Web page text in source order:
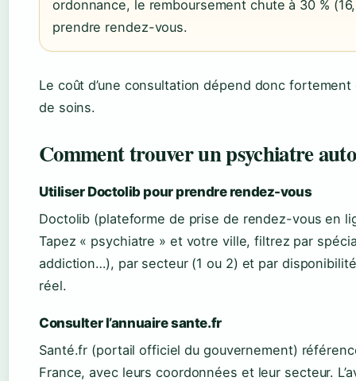
ordonnance, le remboursement chute à 30 %
prendre rendez-vous.
Le coût d’une consultation dépend donc
de soins.
Comment trouver un psychiatre
Utiliser Doctolib pour prendre rendez-vous
Doctolib (plateforme de prise de rendez-vous en
Tapez « psychiatre » et votre ville, filtrez par
addiction…), par secteur (1 ou 2) et par
réel.
Consulter l’annuaire sante.fr
Santé.fr (portail officiel du gouvernement)
France, avec leurs coordonnées et leur secteur.